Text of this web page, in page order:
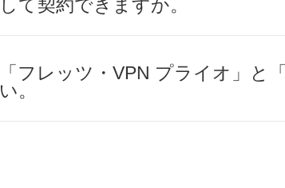
して契約できますか。
「フレッツ・VPN プライオ」と
い。